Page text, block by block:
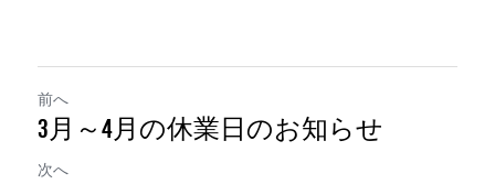
前へ
3月～4月の休業日のお知らせ
次へ